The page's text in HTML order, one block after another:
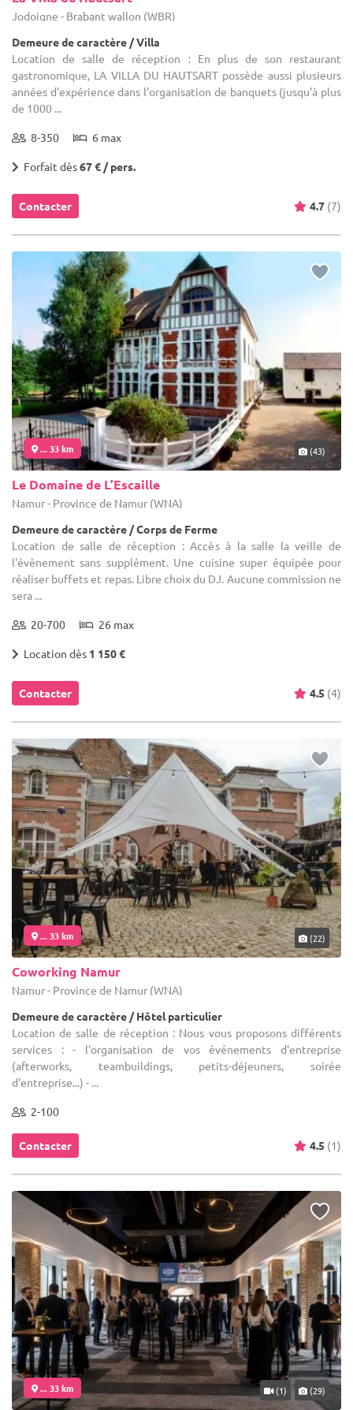
Jodoigne - Brabant wallon (WBR)
Demeure de caractère / Villa
Location de salle de réception : En plus de son restaurant
gastronomique, LA VILLA DU HAUTSART possède aussi plusieurs
années d'expérience dans l'organisation de banquets (jusqu'à plus
de 1000 ...
8-350 6 max
Forfait dès67 € / pers.
Contacter 4.7 (7)
... 33 km (43)
Le Domaine de L’Escaille
Namur - Province de Namur (WNA)
Demeure de caractère / Corps de Ferme
Location de salle de réception : Accès à la salle la veille de
l'évènement sans supplément. Une cuisine super équipée pour
réaliser buffets et repas. Libre choix du DJ. Aucune commission ne
sera ...
20-700 26 max
Location dès 1 150 €
Contacter 4.5 (4)
... 33 km (22)
Coworking Namur
Namur - Province de Namur (WNA)
Demeure de caractère / Hôtel particulier
Location de salle de réception : Nous vous proposons différents
services : - l'organisation de vos événements d'entreprise
(afterworks, teambuildings, petits-déjeuners, soirée
d'entreprise...) - ...
2-100
Contacter 4.5 (1)
... 33 km (1) (29)